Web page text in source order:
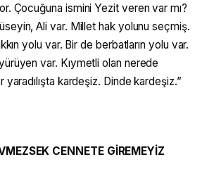
Çocuğuna ismini Yezit veren var mı?
Ali var. Millet hak yolunu seçmiş.
yolu var. Bir de berbatların yolu var.
var. Kıymetli olan nerede
yaradılışta kardeşiz. Dinde kardeşiz.”
CENNETE GİREMEYİZ